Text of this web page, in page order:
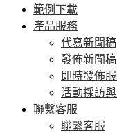
範例下載
產品服務
代寫新聞稿
發佈新聞
即時發佈
活動採訪
聯繫客服
聯繫客服